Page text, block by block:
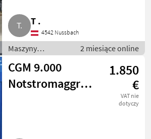
T .
4542 Nussbach
Maszyny
budowlane /
Drobny sprzęt
2 miesiące online
CGM 9.000
Notstromaggregat
1.850
€
VAT nie
dotyczy